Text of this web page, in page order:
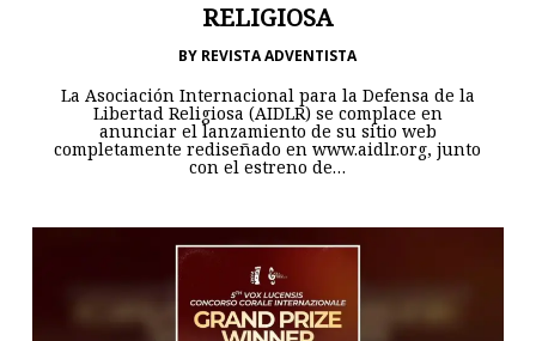
RELIGIOSA
BY REVISTA ADVENTISTA
La Asociación Internacional para la Defensa de la
Libertad Religiosa (AIDLR) se complace en
anunciar el lanzamiento de su sitio web
completamente rediseñado en www.aidlr.org, junto
con el estreno de…